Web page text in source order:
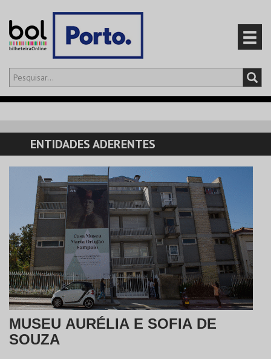
Olá,iniciar sessão
CARRINHO
EVENTOS
CARTÕES
PRODUTOS
ENTIDADES ADERENTES
MUSEU AURÉLIA E SOFIA DE
SOUZA